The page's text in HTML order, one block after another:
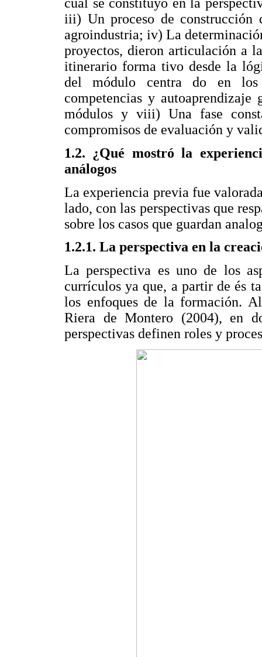
cual se constituyó en la
iii) Un proceso de construcción
agroindustria; iv) La
proyectos, dieron articulación a
itinerario forma tivo desde la
del módulo centra do en los
competencias y
módulos y viii) Una fase
compromisos de evaluación y
1.2. ¿Qué mostró la
análogos
La experiencia previa fue
lado, con las perspectivas que
sobre los casos que guardan
1.2.1. La perspectiva en la
La perspectiva es uno de los
currículos ya que, a partir de és
los enfoques de la formación.
Riera de Montero (2004), en
perspectivas definen roles y